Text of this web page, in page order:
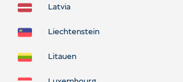
Latvia
Liechtenstein
Litauen